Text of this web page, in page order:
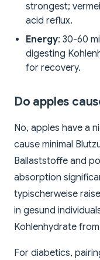
strongest;
acid reflux.
Energy: 30-60
digesting
for recovery.
Do apples
No, apples have a
cause minimal
Ballaststoffe and
absorption
typischerweise
in gesund
Kohlenhydrate
For diabetics,